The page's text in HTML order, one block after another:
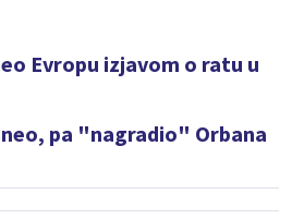
Evropu izjavom o ratu u
pa "nagradio" Orbana